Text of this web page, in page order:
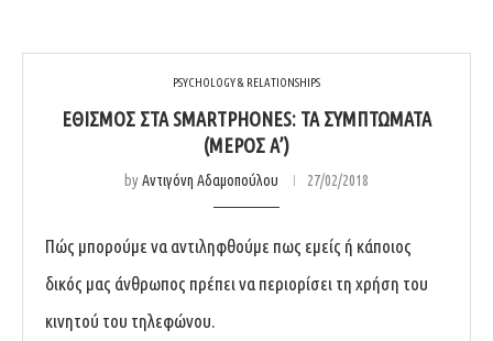
PSYCHOLOGY & RELATIONSHIPS
ΕΘΙΣΜΌΣ ΣΤΑ SMARTPHONES: ΤΑ ΣΥΜΠΤΏΜΑΤΑ
(ΜΈΡΟΣ Α’)
byΑντιγόνη Αδαμοπούλου 27/02/2018
Πώς μπορούμε να αντιληφθούμε πως εμείς ή κάποιος
δικός μας άνθρωπος πρέπει να περιορίσει τη χρήση του
κινητού του τηλεφώνου.